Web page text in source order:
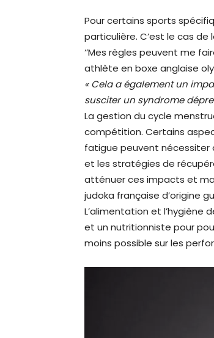
Pour certains sports
particulière. C’est le cas
‘’Mes règles peuvent me
athlète en boxe anglaise
« Cela a également un
susciter un syndrome
La gestion du cycle
compétition. Certains
fatigue peuvent nécessiter
et les stratégies de
atténuer ces impacts et
judoka française d’origine
L’alimentation et l’hygiène
et un nutritionniste pour
moins possible sur les